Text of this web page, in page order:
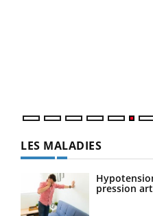
LES MALADIES
pression